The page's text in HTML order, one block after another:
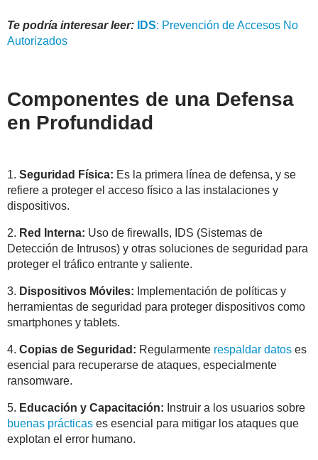
Te podría interesar leer: IDS: Prevención de Accesos No
Autorizados
Componentes de una Defensa
en Profundidad
1. Seguridad Física: Es la primera línea de defensa, y se
refiere a proteger el acceso físico a las instalaciones y
dispositivos.
2. Red Interna: Uso de firewalls, IDS (Sistemas de
Detección de Intrusos) y otras soluciones de seguridad para
proteger el tráfico entrante y saliente.
3. Dispositivos Móviles: Implementación de políticas y
herramientas de seguridad para proteger dispositivos como
smartphones y tablets.
4. Copias de Seguridad: Regularmente respaldar datos es
esencial para recuperarse de ataques, especialmente
ransomware.
5. Educación y Capacitación: Instruir a los usuarios sobre
buenas prácticas es esencial para mitigar los ataques que
explotan el error humano.